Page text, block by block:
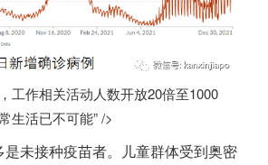
工作相关活动人数开放20倍至1000
生活已不可能” />
未接种疫苗者。儿童群体受到奥密